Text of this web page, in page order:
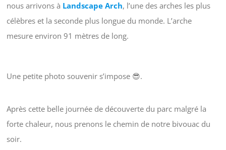
nous arrivons à Landscape Arch, l’une des arches les plus
célèbres et la seconde plus longue du monde. L’arche
mesure environ 91 mètres de long.
Une petite photo souvenir s’impose 😎.
Après cette belle journée de découverte du parc malgré la
forte chaleur, nous prenons le chemin de notre bivouac du
soir.